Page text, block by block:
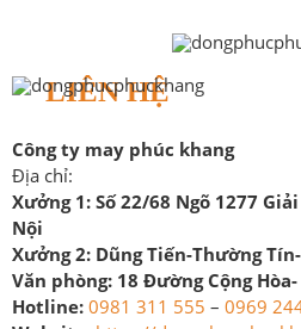
LIÊN HỆ
Công ty may phúc khang
Địa chỉ:
Xưởng 1: Số 22/68 Ngõ 1277
Nội
Xưởng 2: Dũng Tiến-Thường
Văn phòng: 18 Đường Cộng
Hotline: 0981 311 555 – 0969